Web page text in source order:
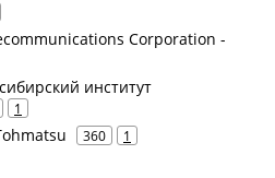
Corporation -
институт
1
360 1